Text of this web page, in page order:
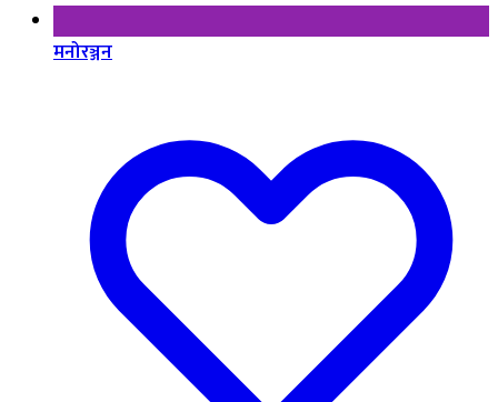
मनोरञ्जन